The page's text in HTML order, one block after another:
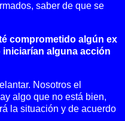
saber de que se
comprometido algún ex
alguna acción
Nosotros el
algo que no está bien,
la situación y de acuerdo